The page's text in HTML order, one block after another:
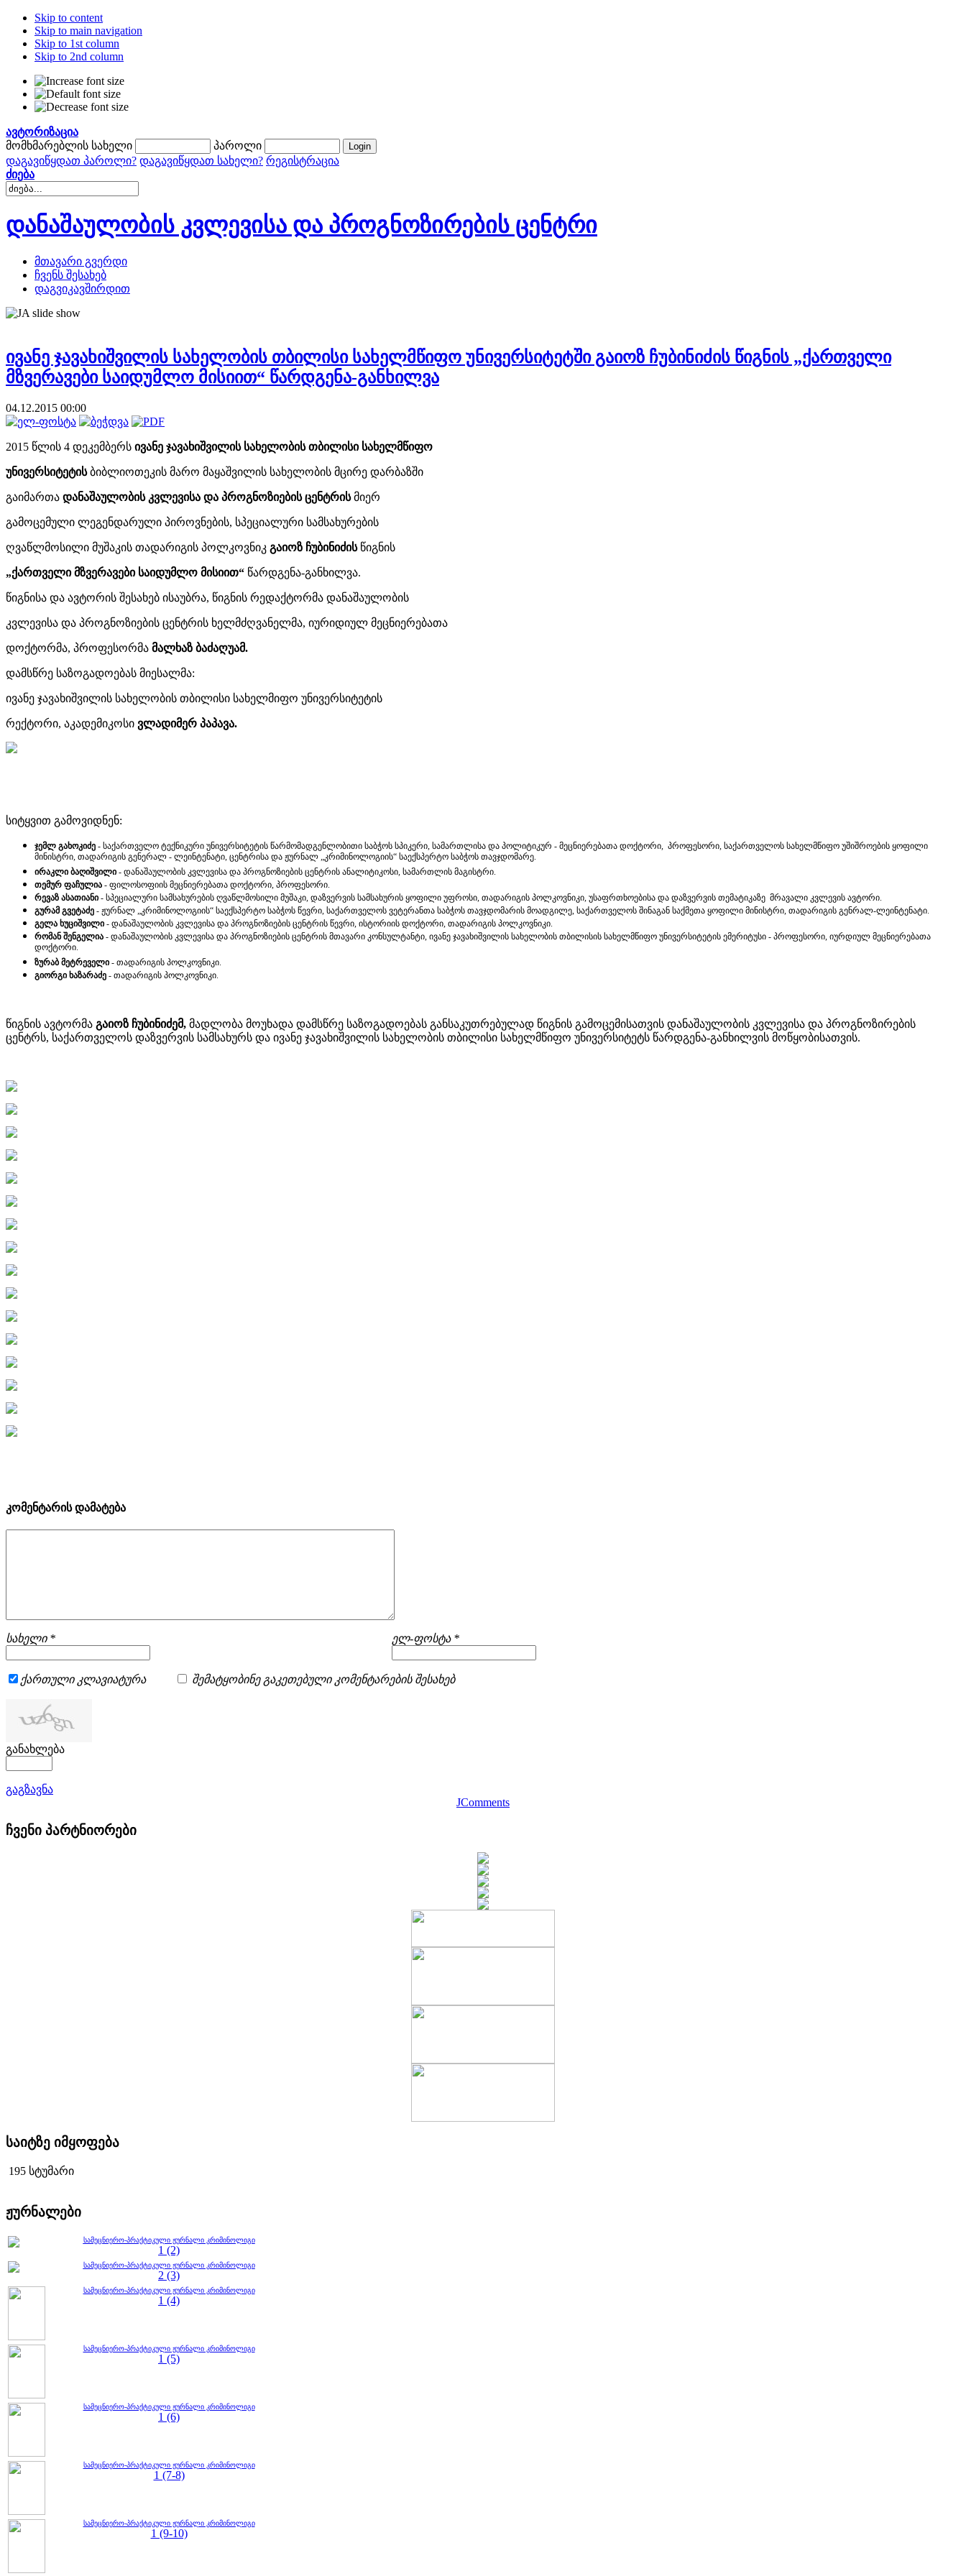
Skip to content
Skip to main navigation
Skip to 1st column
Skip to 2nd column
ავტორიზაცია
მომხმარებლის სახელი
პაროლი
დაგავიწყდათ პაროლი? დაგავიწყდათ სახელი? რეგისტრაცია
ძიება
დანაშაულობის კვლევისა და პროგნოზირების ცენტრი
მთავარი გვერდი
ჩვენს შესახებ
დაგვიკავშირდით
ივანე ჯავახიშვილის სახელობის თბილისი სახელმწიფო უნივერსიტეტში გაიოზ ჩუბინიძის წიგნის „ქართველი
მზვერავები საიდუმლო მისიით“ წარდგენა-განხილვა
04.12.2015 00:00
2015 წლის 4 დეკემბერს ივანე ჯავახიშვილის სახელობის თბილისი სახელმწიფო
უნივერსიტეტისბიბლიოთეკის მარო მაყაშვილის სახელობის მცირე დარბაზში
გაიმართა დანაშაულობის კვლევისა და პროგნოზიების ცენტრისმიერ
გამოცემული ლეგენდარული პიროვნების, სპეციალური სამსახურების
ღვაწლმოსილი მუშაკის თადარიგის პოლკოვნიკ გაიოზ ჩუბინიძისწიგნის
„ქართველი მზვერავები საიდუმლო მისიით“ წარდგენა-განხილვა.
წიგნისა და ავტორის შესახებ ისაუბრა, წიგნის რედაქტორმა დანაშაულობის
კვლევისა და პროგნოზიების ცენტრის ხელმძღვანელმა, იურიდიულ მეცნიერებათა
დოქტორმა, პროფესორმა მალხაზ ბაძაღუამ.
დამსწრე საზოგადოებას მიესალმა:
ივანე ჯავახიშვილის სახელობის თბილისი სახელმიფო უნივერსიტეტის
რექტორი, აკადემიკოსი ვლადიმერ პაპავა.
სიტყვით გამოვიდნენ:
ჯემლ გახოკიძე - საქართველო ტექნიკური უნივერსიტეტის წარმომადგენლობითი საბჭოს სპიკერი, სამართლისა და პოლიტიკურ - მეცნიერებათა დოქტორი, პროფესორი, საქართველოს სახელმწიფო უშიშროების ყოფილი
მინისტრი, თადარიგის გენერალ - ლეინტენატი, ცენტრისა და ჟურნალ „კრიმინოლოგიის“ საექსპერტო საბჭოს თავჯდომარე.
ირაკლი ბაღიშვილი - დანაშაულობის კვლევისა და პროგნოზიების ცენტრის ანალიტიკოსი, სამართლის მაგისტრი.
თემურ ფაჩულია - ფილოსოფიის მეცნიერებათა დოქტორი, პროფესორი.
რევაზ ასათიანი - სპეციალური სამსახურების ღვაწლმოსილი მუშაკი, დაზვერვის სამსახურის ყოფილი უფროსი, თადარიგის პოლკოვნიკი, უსაფრთხოებისა და დაზვერვის თემატიკაზე მრავალი კვლევის ავტორი.
გურამ გვეტაძე - ჟურნალ „კრიმინოლოგიის“ საექსპერტო საბჭოს წევრი, საქართველოს ვეტერანთა საბჭოს თავჯდომარის მოადგილე, საქართველოს შინაგან საქმეთა ყოფილი მინისტრი, თადარიგის გენრალ-ლეინტენატი.
გელა ხუციშვილი - დანაშაულობის კვლევისა და პროგნოზიების ცენტრის წევრი, ისტორიის დოქტორი, თადარიგის პოლკოვნიკი.
რომან შენგელია - დანაშაულობის კვლევისა და პროგნოზიების ცენტრის მთავარი კონსულტანტი, ივანე ჯავახიშვილის სახელობის თბილისის სახელმწიფო უნივერსიტეტის ემერიტუსი - პროფესორი, იურდიულ მეცნიერებათა
დოქტორი.
ზურაბ მეტრეველი - თადარიგის პოლკოვნიკი.
გიორგი ხაზარაძე - თადარიგის პოლკოვნიკი.
წიგნის ავტორმა გაიოზ ჩუბინიძემ, მადლობა მოუხადა დამსწრე საზოგადოებას განსაკუთრებულად წიგნის გამოცემისათვის დანაშაულობის კვლევისა და პროგნოზირების
ცენტრს, საქართველოს დაზვერვის სამსახურს და ივანე ჯავახიშვილის სახელობის თბილისი სახელმწიფო უნივერსიტეტს წარდგენა-განხილვის მოწყობისათვის.
კომენტარის დამატება
სახელი * ელ-ფოსტა *
ქართული კლავიატურა შემატყობინე გაკეთებული კომენტარების შესახებ
განახლება
გაგზავნა
JComments
ჩვენი პარტნიორები
საიტზე იმყოფება
195 სტუმარი
ჟურნალები
სამეცნიერო-პრაქტიკული ჟურნალი კრიმინოლიგი
1 (2)
სამეცნიერო-პრაქტიკული ჟურნალი კრიმინოლიგი
2 (3)
სამეცნიერო-პრაქტიკული ჟურნალი კრიმინოლიგი
1 (4)
სამეცნიერო-პრაქტიკული ჟურნალი კრიმინოლიგი
1 (5)
სამეცნიერო-პრაქტიკული ჟურნალი კრიმინოლიგი
1 (6)
სამეცნიერო-პრაქტიკული ჟურნალი კრიმინოლიგი
1 (7-8)
სამეცნიერო-პრაქტიკული ჟურნალი კრიმინოლიგი
1 (9-10)